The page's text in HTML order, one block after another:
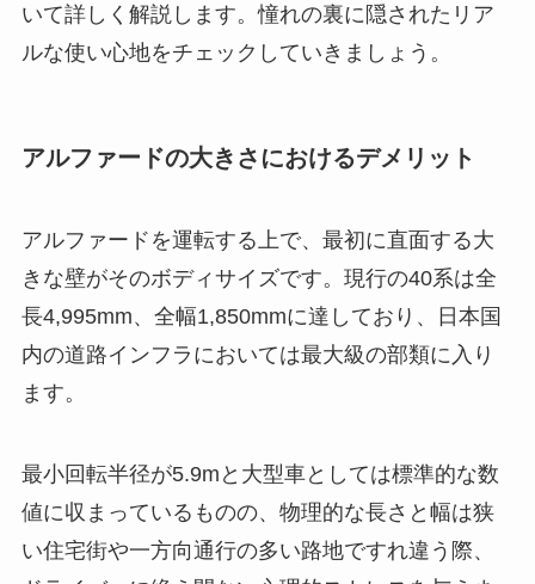
いて詳しく解説します。憧れの裏に隠されたリア
ルな使い心地をチェックしていきましょう。
アルファードの大きさにおけるデメリット
アルファードを運転する上で、最初に直面する大
きな壁がそのボディサイズです。現行の40系は全
長4,995mm、全幅1,850mmに達しており、日本国
内の道路インフラにおいては最大級の部類に入り
ます。
最小回転半径が5.9mと大型車としては標準的な数
値に収まっているものの、物理的な長さと幅は狭
い住宅街や一方向通行の多い路地ですれ違う際、